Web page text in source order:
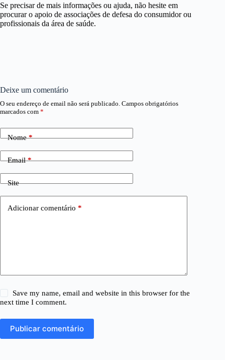
Se precisar de mais informações ou ajuda, não hesite em
procurar o apoio de associações de defesa do consumidor ou
profissionais da área de saúde.
Deixe um comentário
O seu endereço de email não será publicado. Campos obrigatórios
marcados com *
Nome*
Email*
Site
Adicionar comentário *
Save my name, email and website in this browser for the
next time I comment.
Publicar comentário